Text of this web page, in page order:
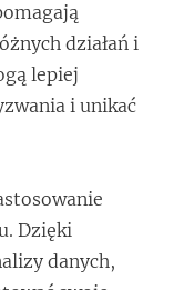
działań i
lepiej
i unikać
Dzięki
danych,